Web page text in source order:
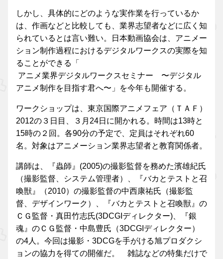
しかし、具体的にどのような実作業を行っているか
は、作画などと比較しても、業界志望者などに広く知
られているとは言い難い。日本動画協会は、アニメー
ション制作過程におけるデジタルワークスの実際を知
ることができる「
アニメ業界デジタルワークスセミナー 〜デジタル
アニメ制作を目指す君へ〜」を今年も開催する。
ワークショップは、東京国際アニメフェア（ＴＡＦ）
2012の３日目、３月24日に開かれる。時間は13時と
15時の２回。各90分の予定で、定員はそれぞれ60
名。対象はアニメーション業界志望者と教育関係者。
講師は、『蟲師』(2005)の撮影監督を務めた濱雄紀氏
（撮影監督、システム管理者）、『バカとテストと召
喚獣』（2010）の撮影監督の中西康祐氏（撮影監
督、デザインワーク）、『バカとテストと召喚獣』の
ＣＧ監督・真田竹志氏(3DCGIディレクター)、『銀
魂』のＣＧ監督・中島豊氏（3DCGIディレクター）
の4人。今回は撮影・3DCGを手がける旭プロダクシ
ョンの協力を得ての開催だ。 雑誌などの特集だけで